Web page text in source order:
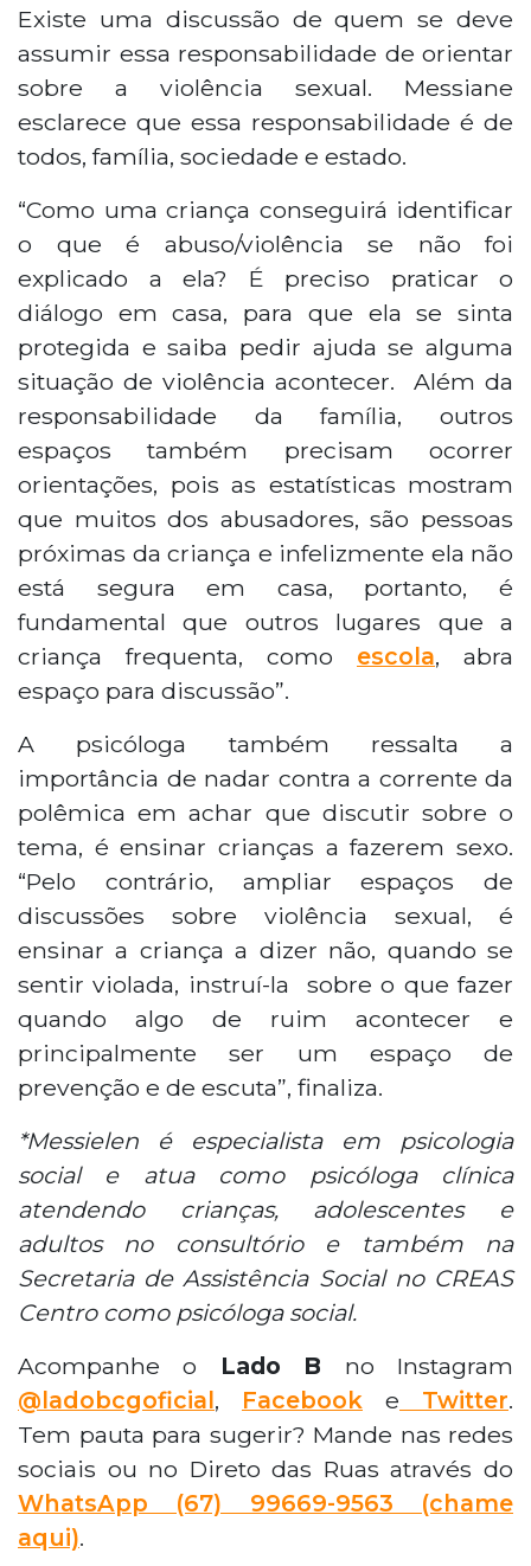
Existe uma discussão de quem se deve
assumir essa responsabilidade de orientar
sobre a violência sexual. Messiane
esclarece que essa responsabilidade é de
todos, família, sociedade e estado.
“Como uma criança conseguirá identificar
o que é abuso/violência se não foi
explicado a ela? É preciso praticar o
diálogo em casa, para que ela se sinta
protegida e saiba pedir ajuda se alguma
situação de violência acontecer. Além da
responsabilidade da família, outros
espaços também precisam ocorrer
orientações, pois as estatísticas mostram
que muitos dos abusadores, são pessoas
próximas da criança e infelizmente ela não
está segura em casa, portanto, é
fundamental que outros lugares que a
criança frequenta, como escola, abra
espaço para discussão”.
A psicóloga também ressalta a
importância de nadar contra a corrente da
polêmica em achar que discutir sobre o
tema, é ensinar crianças a fazerem sexo.
“Pelo contrário, ampliar espaços de
discussões sobre violência sexual, é
ensinar a criança a dizer não, quando se
sentir violada, instruí-la sobre o que fazer
quando algo de ruim acontecer e
principalmente ser um espaço de
prevenção e de escuta”, finaliza.
*Messielen é especialista em psicologia
social e atua como psicóloga clínica
atendendo crianças, adolescentes e
adultos no consultório e também na
Secretaria de Assistência Social no CREAS
Centro como psicóloga social.
Acompanhe o Lado B no Instagram
@ladobcgoficial, Facebook e Twitter.
Tem pauta para sugerir? Mande nas redes
sociais ou no Direto das Ruas através do
WhatsApp (67) 99669-9563 (chame
aqui).